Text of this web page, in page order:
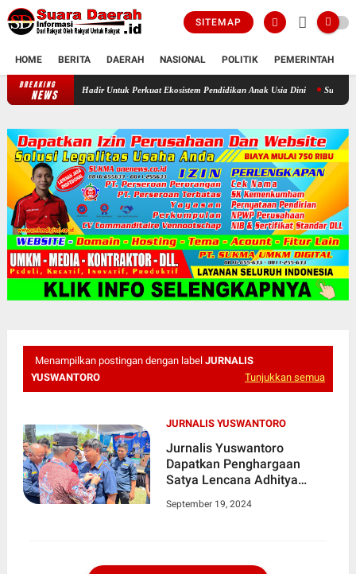
SITEMAP
HOME BERITA DAERAH NASIONAL POLITIK PEMERINTAH
BREAKING
NEWS
IGABA Hadir Untuk Perkuat Ekosistem Pendidikan Anak Usia Dini Sudah Lama
Menampilkan postingan dengan label JURNALIS
YUSWANTORO
Tunjukkan semua
JURNALIS YUSWANTORO
Jurnalis Yuswantoro
Dapatkan Penghargaan
Satya Lencana Adhitya
dari Karang Taruna
September 19, 2024